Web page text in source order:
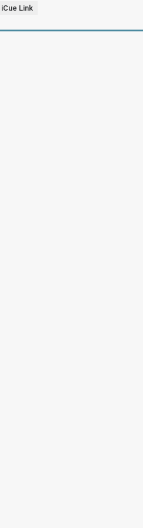
iCue Link